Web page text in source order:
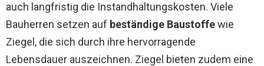
auch langfristig die Instandhaltungskosten. Viele
Bauherren setzen auf beständige Baustoffewie
Ziegel, die sich durch ihre hervorragende
Lebensdauer auszeichnen. Ziegel bieten zudem eine